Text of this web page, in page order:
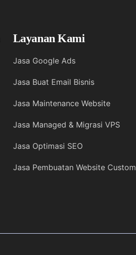
Layanan Kami
Jasa Google Ads
Jasa Buat Email Bisnis
Jasa Maintenance Website
Jasa Managed & Migrasi VPS
Jasa Optimasi SEO
Jasa Pembuatan Website Custom